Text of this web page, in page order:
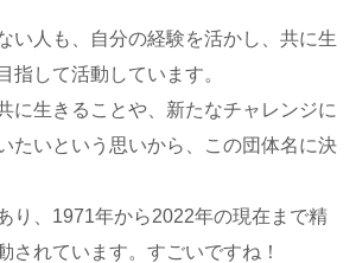
い人も、自分の経験を活かし、共に生
指して活動しています。
に生きることや、新たなチャレンジに
たいという思いから、この団体名に決
り、1971年から2022年の現在まで精
されています。すごいですね！